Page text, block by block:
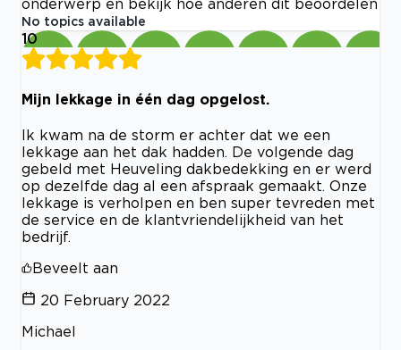
onderwerp en bekijk hoe anderen dit beoordelen
No topics available
10
Mijn lekkage in één dag opgelost.
Ik kwam na de storm er achter dat we een
lekkage aan het dak hadden. De volgende dag
gebeld met Heuveling dakbedekking en er werd
op dezelfde dag al een afspraak gemaakt. Onze
lekkage is verholpen en ben super tevreden met
de service en de klantvriendelijkheid van het
bedrijf.
Beveelt aan
20 February 2022
Michael